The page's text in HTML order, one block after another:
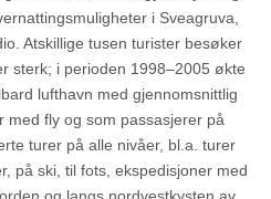
i Sveagruva,
Atskillige tusen turister besøker
sterk; i perioden 1998–2005 økte
lufthavn med gjennomsnittlig
med fly og som passasjerer på
turer på alle nivåer, bl.a. turer
på ski, til fots, ekspedisjoner med